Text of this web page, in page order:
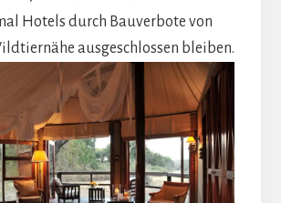
Hotels durch Bauverbote von
ausgeschlossen bleiben.